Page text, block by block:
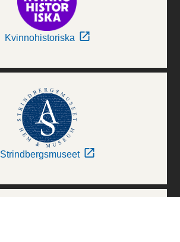
Kvinnohistoriska
Strindbergsmuseet